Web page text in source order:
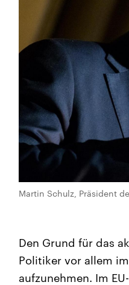
Martin Schulz, Präsident
Den Grund für das
Politiker vor allem
aufzunehmen. Im